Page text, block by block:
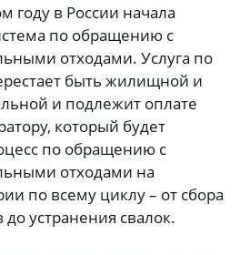
году в России начала
по обращению с
отходами. Услуга по
быть жилищной и
и подлежит оплате
который будет
по обращению с
отходами на
по всему циклу – от сбора
устранения свалок.